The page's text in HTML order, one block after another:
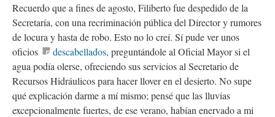
Recuerdo que a fines de agosto, Filiberto fue despedido de la
Secretaría, con una recriminación pública del Director y rumores
de locura y hasta de robo. Esto no lo creí. Sí pude ver unos
oficios
descabellados, preguntándole al Oficial Mayor si el
agua podía olerse, ofreciendo sus servicios al Secretario de
Recursos Hidráulicos para hacer llover en el desierto. No supe
qué explicación darme a mí mismo; pensé que las lluvias
excepcionalmente fuertes, de ese verano, habían enervado a mi